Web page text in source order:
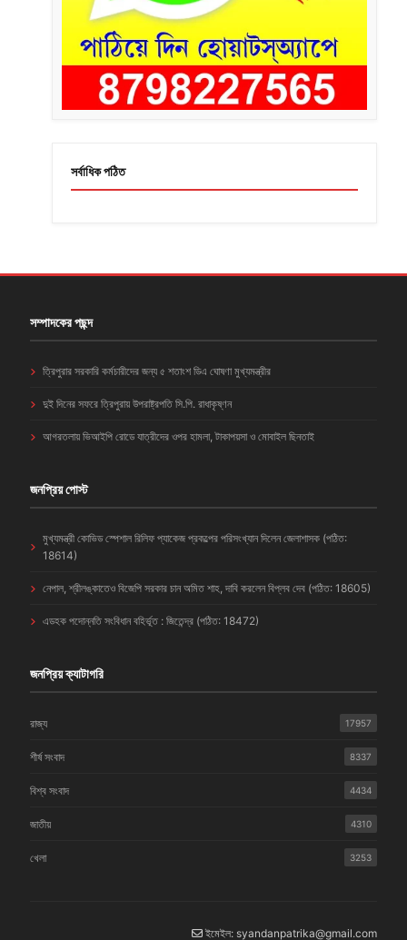
সর্বাধিক পঠিত
সম্পাদকের পছন্দ
ত্রিপুরার সরকারি কর্মচারীদের জন্য ৫ শতাংশ ডিএ ঘোষণা মুখ্যমন্ত্রীর
দুই দিনের সফরে ত্রিপুরায় উপরাষ্ট্রপতি সি.পি. রাধাকৃষ্ণন
আগরতলায় ভিআইপি রোডে যাত্রীদের ওপর হামলা, টাকাপয়সা ও মোবাইল ছিনতাই
জনপ্রিয় পোস্ট
মুখ্যমন্ত্রী কোভিড স্পেশাল রিলিফ প্যাকেজ প্রকল্পের পরিসংখ্যান দিলেন জেলাশাসক (পঠিত:
18614)
নেপাল, শ্রীলঙ্কাতেও বিজেপি সরকার চান অমিত শাহ, দাবি করলেন বিপ্লব দেব (পঠিত: 18605)
এডহক পদোন্নতি সংবিধান বহির্ভূত : জিতেন্দ্র (পঠিত: 18472)
জনপ্রিয় ক্যাটাগরি
রাজ্য 17957
শীর্ষ সংবাদ 8337
বিশ্ব সংবাদ 4434
জাতীয় 4310
খেলা 3253
ইমেইল: syandanpatrika@gmail.com